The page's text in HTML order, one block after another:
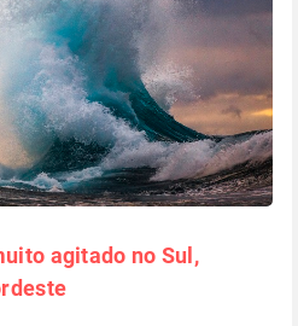
agitado no Sul,